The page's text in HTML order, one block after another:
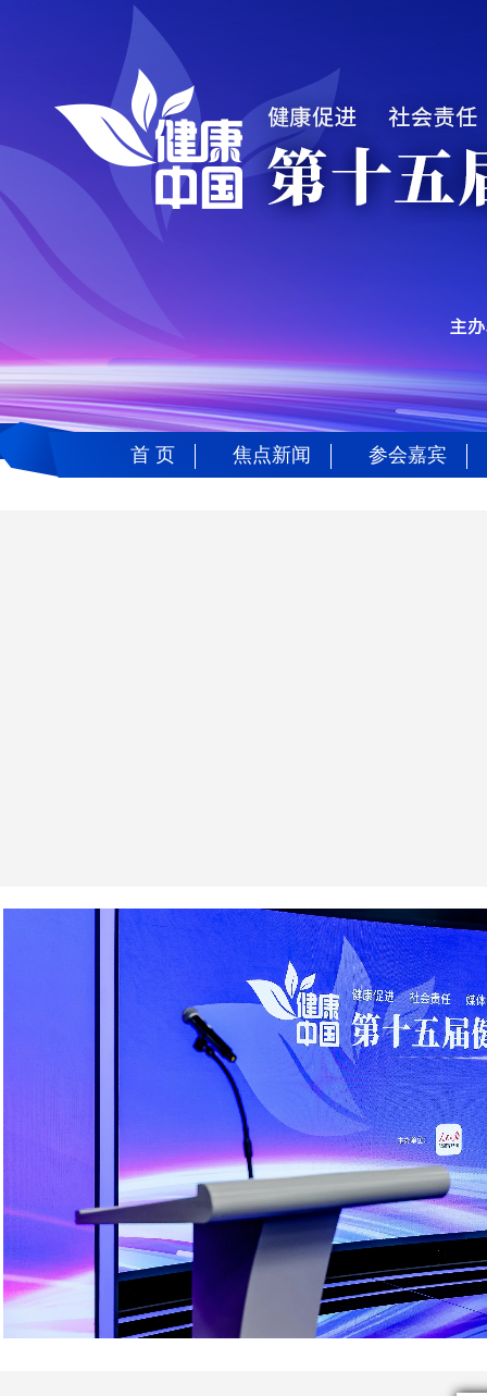
首 页 焦点新闻 参会嘉宾